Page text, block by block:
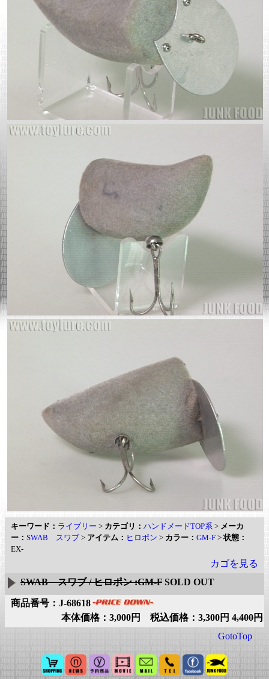
キーワード： ライブリー > カテゴリ： ハンドメードTOP系 > メーカ
ー： SWAB スワブ > アイテム： ヒロポン > カラー： GM-F >状態：
EX-
カゴを見る
SWAB スワブ / ヒロポン :GM-F SOLD OUT
商品番号：J-68618
本体価格：3,000円 税込価格：3,300円 4,400円
GotoTop